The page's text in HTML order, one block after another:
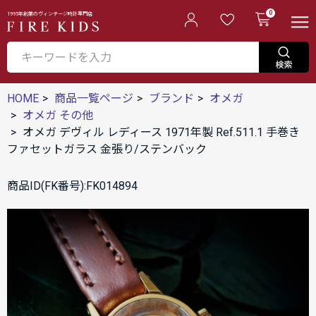
1995年創業のヴィンテージ時計専門店 0
HOME 商品一覧ページ ブランド
オメガ
オメガ その他
オメガ デヴィル レディース 1971年製 Ref.511.1 手巻き
ファセットガラス 金張り/ステンバック
商品ID(FK番号):FK014894